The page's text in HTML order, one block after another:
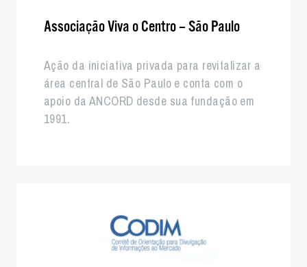
Associação Viva o Centro – São Paulo
Ação da iniciativa privada para revitalizar a
área central de São Paulo e conta com o
apoio da ANCORD desde sua fundação em
1991.